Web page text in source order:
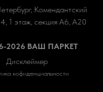
Комендантский
1 этаж, секция А6, А20
2026 ВАШ ПАРКЕТ
Дисклеймер
кофиденциальности